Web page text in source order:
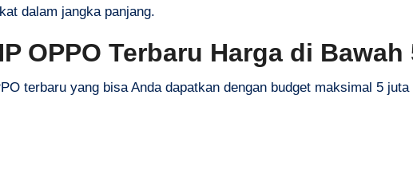
dalam jangka panjang.
OPPO Terbaru Harga di Bawah
terbaru yang bisa Anda dapatkan dengan budget maksimal 5 juta